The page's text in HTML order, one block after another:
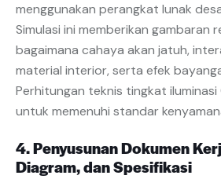
menggunakan perangkat lunak
Simulasi ini memberikan gambaran
bagaimana cahaya akan jatuh,
material interior, serta efek
Perhitungan teknis tingkat iluminasi
untuk memenuhi standar
4. Penyusunan Dokumen
Diagram, dan Spesifikasi